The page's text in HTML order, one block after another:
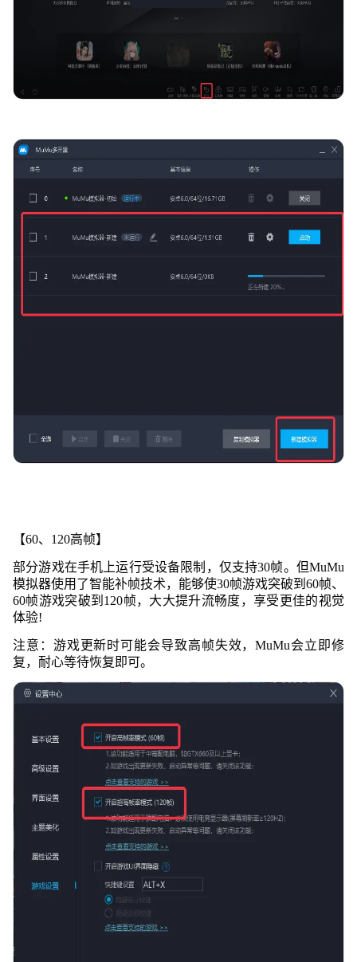
【60、120高帧】
部分游戏在手机上运行受设备限制，仅支持30帧。但MuMu
模拟器使用了智能补帧技术，能够使30帧游戏突破到60帧、
60帧游戏突破到120帧，大大提升流畅度，享受更佳的视觉
体验!
注意：游戏更新时可能会导致高帧失效，MuMu会立即修
复，耐心等待恢复即可。